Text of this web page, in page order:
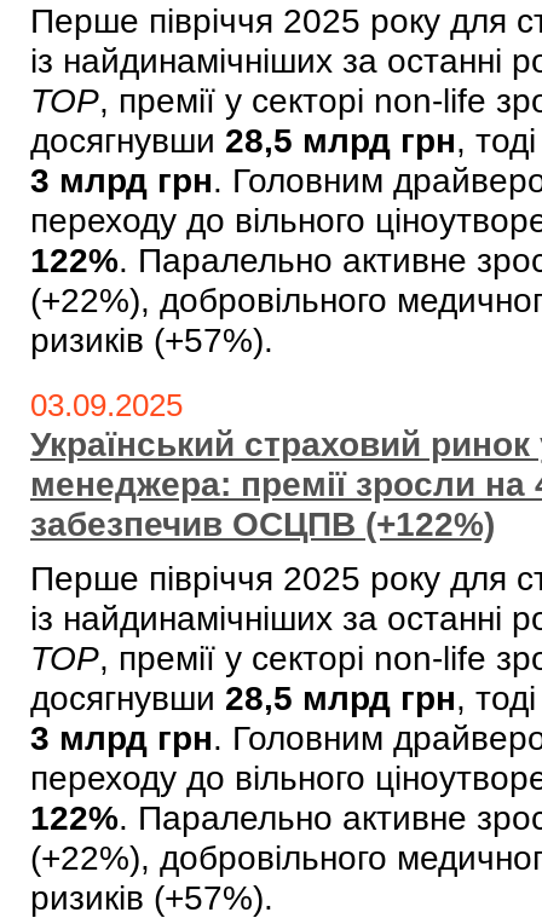
Перше півріччя 2025 року для
із найдинамічніших за останні
TOP, премії у секторі non-life
досягнувши 28,5 млрд грн,
3 млрд грн. Головним
переходу до вільного
122%. Паралельно активне
(+22%), добровільного
ризиків (+57%).
03.09.2025
Український страховий ринок
менеджера: премії зросли
забезпечив ОСЦПВ (+122%)
Перше півріччя 2025 року для
із найдинамічніших за останні
TOP, премії у секторі non-life
досягнувши 28,5 млрд грн,
3 млрд грн. Головним
переходу до вільного
122%. Паралельно активне
(+22%), добровільного
ризиків (+57%).